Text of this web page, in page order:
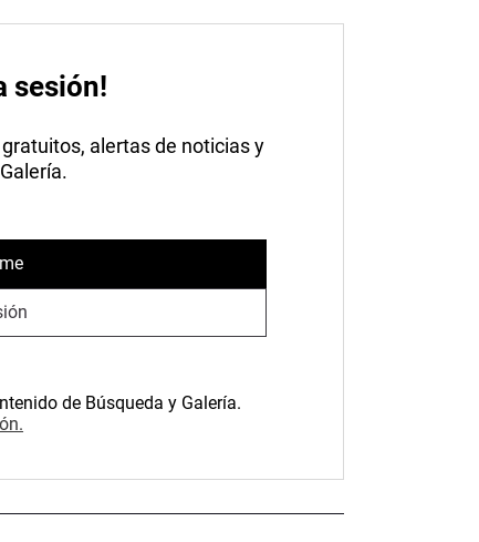
sesión!
alertas de noticias y
de Búsqueda y Galería.